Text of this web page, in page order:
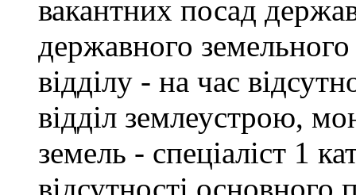
вакантних посад
державного земельного
відділу - на час
відділ землеустрою,
земель - спеціаліст 1
відсутності